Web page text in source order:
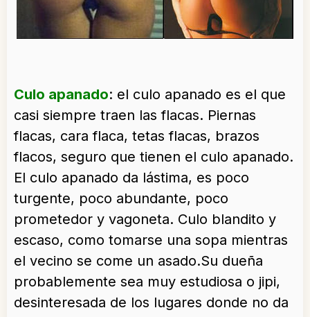
Culo apanado: el culo apanado es el que
casi siempre traen las flacas. Piernas
flacas, cara flaca, tetas flacas, brazos
flacos, seguro que tienen el culo apanado.
El culo apanado da lástima, es poco
turgente, poco abundante, poco
prometedor y vagoneta. Culo blandito y
escaso, como tomarse una sopa mientras
el vecino se come un asado.Su dueña
probablemente sea muy estudiosa o jipi,
desinteresada de los lugares donde no da